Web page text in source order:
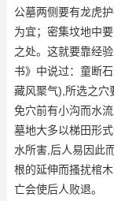
公墓两侧要有龙虎
为宜；密集坟地中
之处。这就要靠经
书》中说过：童断
藏风聚气),所选之穴
免穴前有小沟而水
墓地大多以梯田形
水所害,后人易因此
根的延伸而搔扰棺
亡会使后人败退。